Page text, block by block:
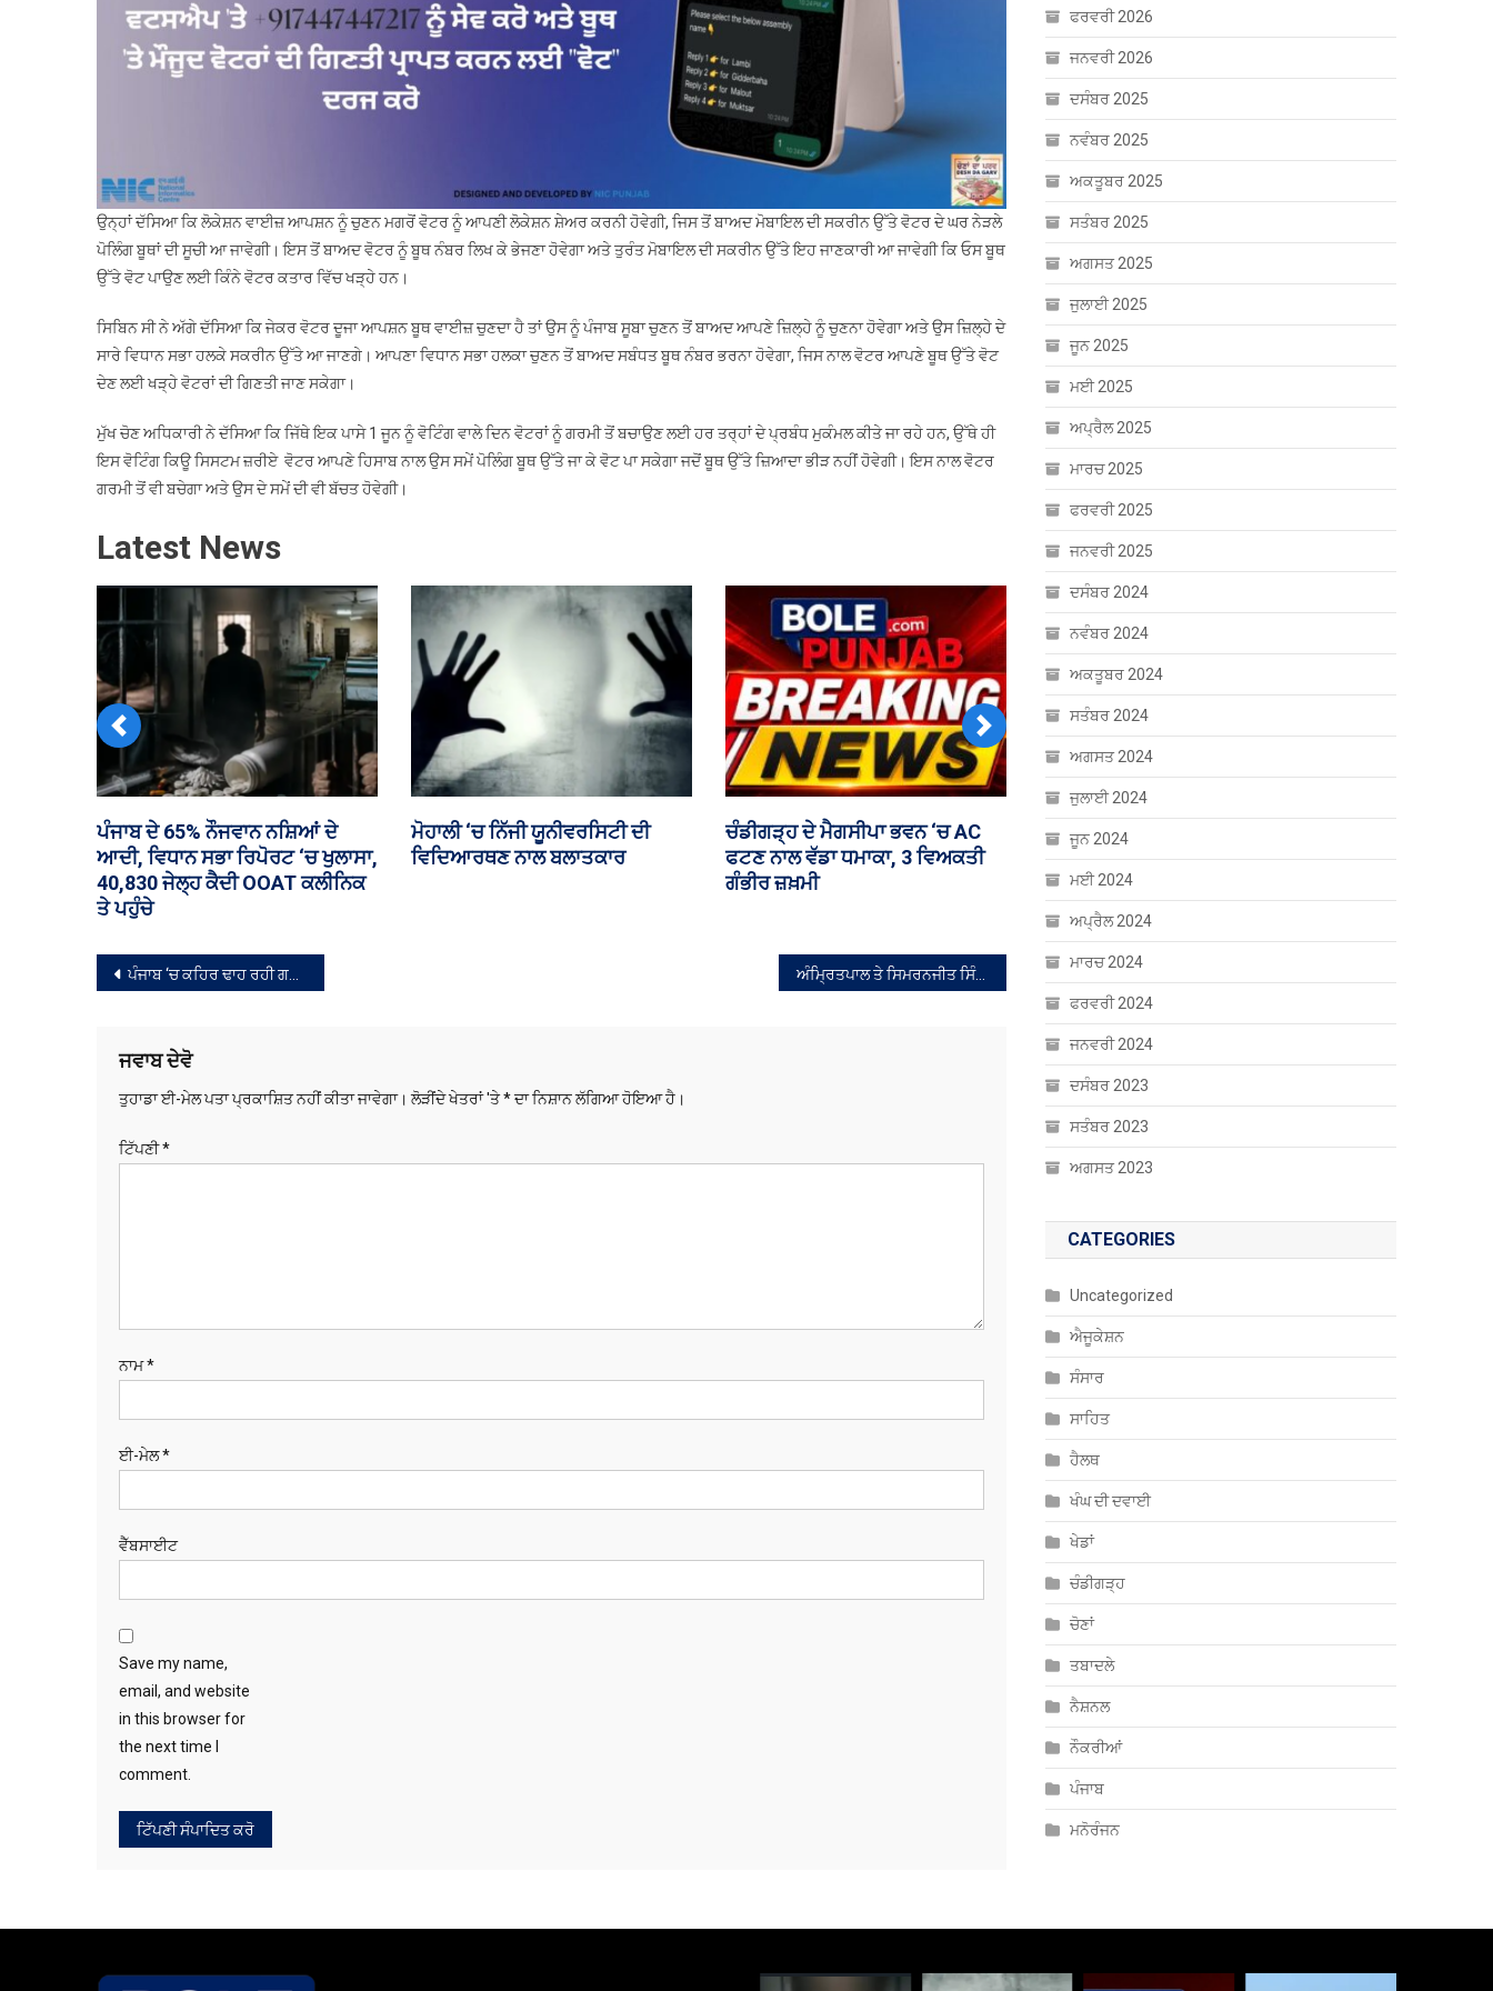
ਉਨ੍ਹਾਂ ਦੱਸਿਆ ਕਿ ਲੋਕੇਸ਼ਨ ਵਾਈਜ਼ ਆਪਸ਼ਨ ਨੂੰ ਚੁਣਨ ਮਗਰੋਂ ਵੋਟਰ ਨੂੰ ਆਪਣੀ ਲੋਕੇਸ਼ਨ ਸ਼ੇਅਰ ਕਰਨੀ ਹੋਵੇਗੀ, ਜਿਸ ਤੋਂ ਬਾਅਦ ਮੋਬਾਇਲ ਦੀ ਸਕਰੀਨ ਉੱਤੇ ਵੋਟਰ ਦੇ ਘਰ ਨੇੜਲੇ
ਪੋਲਿੰਗ ਬੂਥਾਂ ਦੀ ਸੂਚੀ ਆ ਜਾਵੇਗੀ। ਇਸ ਤੋਂ ਬਾਅਦ ਵੋਟਰ ਨੂੰ ਬੂਥ ਨੰਬਰ ਲਿਖ ਕੇ ਭੇਜਣਾ ਹੋਵੇਗਾ ਅਤੇ ਤੁਰੰਤ ਮੋਬਾਇਲ ਦੀ ਸਕਰੀਨ ਉੱਤੇ ਇਹ ਜਾਣਕਾਰੀ ਆ ਜਾਵੇਗੀ ਕਿ ਓਸ ਬੂਥ
ਉੱਤੇ ਵੋਟ ਪਾਉਣ ਲਈ ਕਿੰਨੇ ਵੋਟਰ ਕਤਾਰ ਵਿੱਚ ਖੜ੍ਹੇ ਹਨ।
ਸਿਬਿਨ ਸੀ ਨੇ ਅੱਗੇ ਦੱਸਿਆ ਕਿ ਜੇਕਰ ਵੋਟਰ ਦੂਜਾ ਆਪਸ਼ਨ ਬੂਥ ਵਾਈਜ਼ ਚੁਣਦਾ ਹੈ ਤਾਂ ਉਸ ਨੂੰ ਪੰਜਾਬ ਸੂਬਾ ਚੁਣਨ ਤੋਂ ਬਾਅਦ ਆਪਣੇ ਜ਼ਿਲ੍ਹੇ ਨੂੰ ਚੁਣਨਾ ਹੋਵੇਗਾ ਅਤੇ ਉਸ ਜ਼ਿਲ੍ਹੇ ਦੇ
ਸਾਰੇ ਵਿਧਾਨ ਸਭਾ ਹਲਕੇ ਸਕਰੀਨ ਉੱਤੇ ਆ ਜਾਣਗੇ। ਆਪਣਾ ਵਿਧਾਨ ਸਭਾ ਹਲਕਾ ਚੁਣਨ ਤੋਂ ਬਾਅਦ ਸਬੰਧਤ ਬੂਥ ਨੰਬਰ ਭਰਨਾ ਹੋਵੇਗਾ, ਜਿਸ ਨਾਲ ਵੋਟਰ ਆਪਣੇ ਬੂਥ ਉੱਤੇ ਵੋਟ
ਦੇਣ ਲਈ ਖੜ੍ਹੇ ਵੋਟਰਾਂ ਦੀ ਗਿਣਤੀ ਜਾਣ ਸਕੇਗਾ।
ਮੁੱਖ ਚੋਣ ਅਧਿਕਾਰੀ ਨੇ ਦੱਸਿਆ ਕਿ ਜਿੱਥੇ ਇਕ ਪਾਸੇ 1 ਜੂਨ ਨੂੰ ਵੋਟਿੰਗ ਵਾਲੇ ਦਿਨ ਵੋਟਰਾਂ ਨੂੰ ਗਰਮੀ ਤੋਂ ਬਚਾਉਣ ਲਈ ਹਰ ਤਰ੍ਹਾਂ ਦੇ ਪ੍ਰਬੰਧ ਮੁਕੰਮਲ ਕੀਤੇ ਜਾ ਰਹੇ ਹਨ, ਉੱਥੇ ਹੀ
ਇਸ ਵੋਟਿੰਗ ਕਿਊ ਸਿਸਟਮ ਜ਼ਰੀਏ ਵੋਟਰ ਆਪਣੇ ਹਿਸਾਬ ਨਾਲ ਉਸ ਸਮੇਂ ਪੋਲਿੰਗ ਬੂਥ ਉੱਤੇ ਜਾ ਕੇ ਵੋਟ ਪਾ ਸਕੇਗਾ ਜਦੋਂ ਬੂਥ ਉੱਤੇ ਜ਼ਿਆਦਾ ਭੀੜ ਨਹੀਂ ਹੋਵੇਗੀ। ਇਸ ਨਾਲ ਵੋਟਰ
ਗਰਮੀ ਤੋਂ ਵੀ ਬਚੇਗਾ ਅਤੇ ਉਸ ਦੇ ਸਮੇਂ ਦੀ ਵੀ ਬੱਚਤ ਹੋਵੇਗੀ।
Latest News
ਕੋਚੀ ਜਾਣ ਵਾਲੇ ਯਾਤਰੀ ਨੂੰ ਉਡਾਣ ਦੌਰਾਨ
ਐਮਰਜੈਂਸੀ ਐਗਜ਼ਿਟ ਖੋਲ੍ਹਣ ਦੀ ਕੋਸ਼ਿਸ਼
ਕਰਨ ‘ਤੇ ਗ੍ਰਿਫ਼ਤਾਰ
ਪੰਜਾਬ ਵਿਧਾਨ ਸਭਾ ਵਿੱਚ ਮਾਈਨਿੰਗ ‘ਤੇ
ਬਹਿਸ
ਪੰਜਾਬ ਕਾਂਗਰਸ ਦੀ ਲੁਧਿਆਣਾ ਮੀਟਿੰਗ
‘ਚ ਵੜਿੰਗ ਅਤੇ ਆਸ਼ੂ ਸਮਰਥਕ ਭਿੜੇ
Previous Next
ਸੰਪਾਦਨਾ
ਨੈਵੀਗੇਸ਼ਨ
ਤੁਹਾਡਾ ਈ-ਮੇਲ ਪਤਾ ਪ੍ਰਕਾਸ਼ਿਤ ਨਹੀਂ ਕੀਤਾ ਜਾਵੇਗਾ।
Save my name,
email, and website
in this browser for
the next time I
comment.
ਫਰਵਰੀ 2026
ਜਨਵਰੀ 2026
ਦਸੰਬਰ 2025
ਨਵੰਬਰ 2025
ਅਕਤੂਬਰ 2025
ਸਤੰਬਰ 2025
ਅਗਸਤ 2025
ਜੁਲਾਈ 2025
ਜੂਨ 2025
ਮਈ 2025
ਅਪ੍ਰੈਲ 2025
ਮਾਰਚ 2025
ਫਰਵਰੀ 2025
ਜਨਵਰੀ 2025
ਦਸੰਬਰ 2024
ਨਵੰਬਰ 2024
ਅਕਤੂਬਰ 2024
ਸਤੰਬਰ 2024
ਅਗਸਤ 2024
ਜੁਲਾਈ 2024
ਜੂਨ 2024
ਮਈ 2024
ਅਪ੍ਰੈਲ 2024
ਮਾਰਚ 2024
ਫਰਵਰੀ 2024
ਜਨਵਰੀ 2024
ਦਸੰਬਰ 2023
ਸਤੰਬਰ 2023
ਅਗਸਤ 2023
CATEGORIES
Uncategorized
ਐਜੂਕੇਸ਼ਨ
ਸੰਸਾਰ
ਸਾਹਿਤ
ਹੈਲਥ
ਖੰਘ ਦੀ ਦਵਾਈ
ਖੇਡਾਂ
ਚੰਡੀਗੜ੍ਹ
ਚੋਣਾਂ
ਤਬਾਦਲੇ
ਨੈਸ਼ਨਲ
ਨੌਕਰੀਆਂ
ਪੰਜਾਬ
ਮਨੋਰੰਜਨ